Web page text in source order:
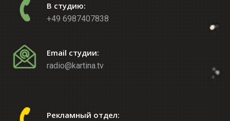
В студию:
+49 6987407838
Email студии:
radio@kartina.tv
Рекламный отдел: